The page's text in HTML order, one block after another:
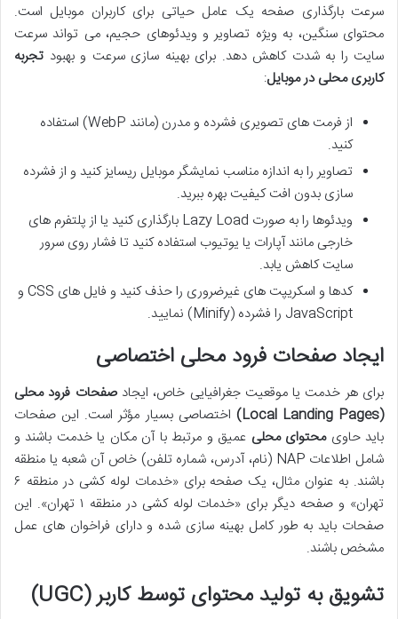
سرعت بارگذاری صفحه یک عامل حیاتی برای کاربران موبایل است.
محتوای سنگین، به ویژه تصاویر و ویدئوهای حجیم، می تواند سرعت
سایت را به شدت کاهش دهد. برای بهینه سازی سرعت و بهبود تجربه
کاربری محلی در موبایل:
از فرمت های تصویری فشرده و مدرن (مانند WebP) استفاده
کنید.
تصاویر را به اندازه مناسب نمایشگر موبایل ریسایز کنید و از فشرده
سازی بدون افت کیفیت بهره ببرید.
ویدئوها را به صورت Lazy Load بارگذاری کنید یا از پلتفرم های
خارجی مانند آپارات یا یوتیوب استفاده کنید تا فشار روی سرور
سایت کاهش یابد.
کدها و اسکریپت های غیرضروری را حذف کنید و فایل های CSS و
JavaScript را فشرده (Minify) نمایید.
ایجاد صفحات فرود محلی اختصاصی
برای هر خدمت یا موقعیت جغرافیایی خاص، ایجادصفحات فرود محلی
(Local Landing Pages)
اختصاصی بسیار مؤثر است. این صفحات
باید حاویمحتوای محلی عمیق و مرتبط با آن مکان یا خدمت باشند و
شامل اطلاعات NAP (نام، آدرس، شماره تلفن) خاص آن شعبه یا منطقه
باشند. به عنوان مثال، یک صفحه برای «خدمات لوله کشی در منطقه ۶
تهران» و صفحه دیگر برای «خدمات لوله کشی در منطقه ۱ تهران». این
صفحات باید به طور کامل بهینه سازی شده و دارای فراخوان های عمل
مشخص باشند.
تشویق به تولید محتوای توسط کاربر (UGC)